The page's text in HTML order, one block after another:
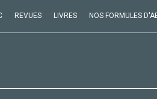
REVUES LIVRES NOS FORMULES